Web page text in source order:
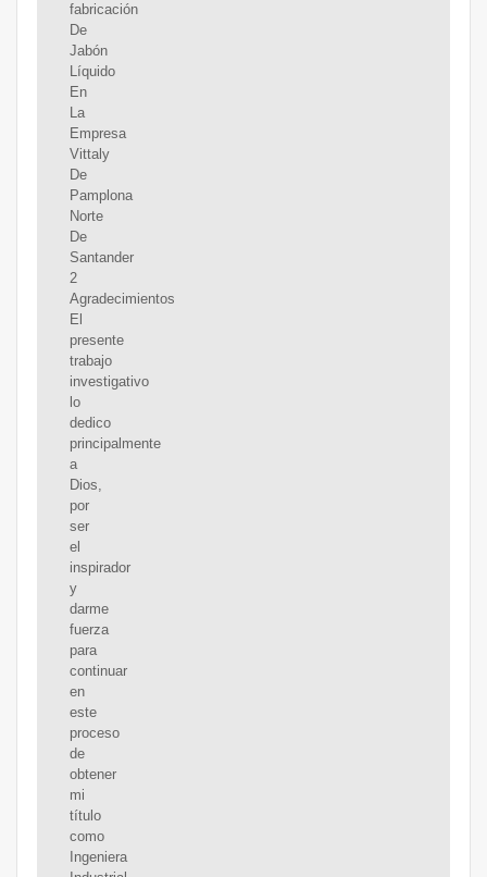
fabricación
De
Jabón
Líquido
En
La
Empresa
Vittaly
De
Pamplona
Norte
De
Santander
2
Agradecimientos
El
presente
trabajo
investigativo
lo
dedico
principalmente
a
Dios,
por
ser
el
inspirador
y
darme
fuerza
para
continuar
en
este
proceso
de
obtener
mi
título
como
Ingeniera